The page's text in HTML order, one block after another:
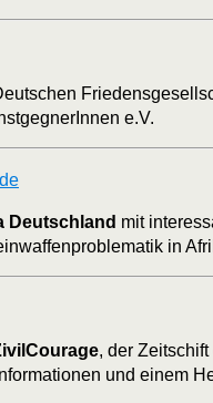
e.V.
Deutschland mit
in
, der
und einem